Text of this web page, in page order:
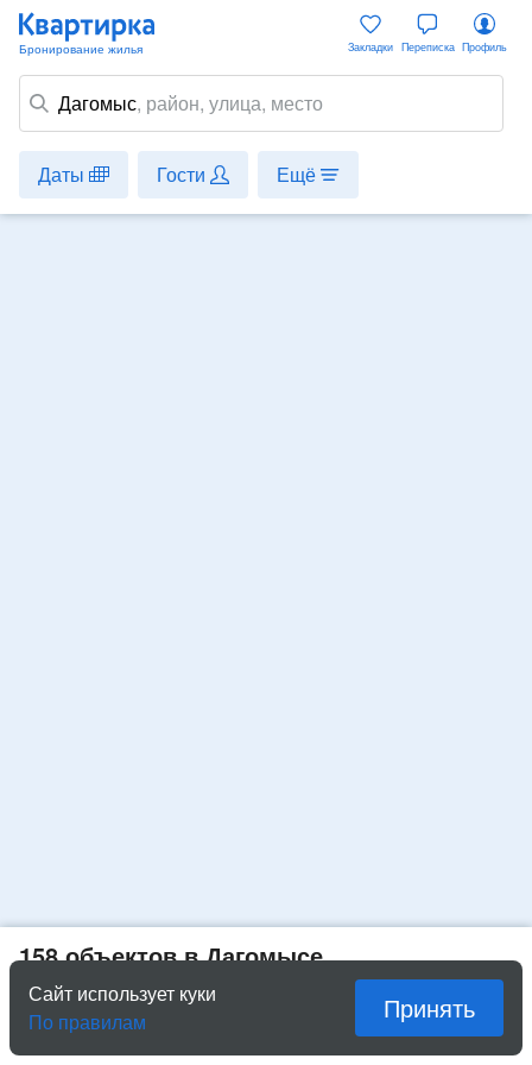
Дагомыс, район, улица, место
Закладки Переписка Профиль
Даты Гости Ещё
158 объектов в Дагомысе
Показать списком
Сайт использует куки
По правилам
Принять